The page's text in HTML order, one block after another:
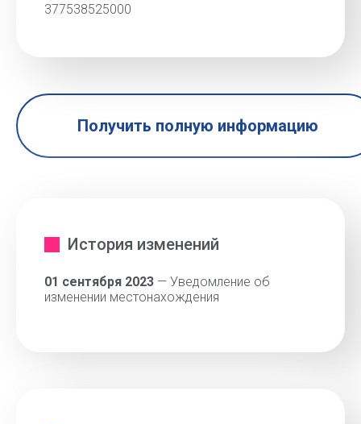
377538525000
Получить полную информацию
История изменений
01 сентября 2023 — Уведомление об
изменении местонахождения